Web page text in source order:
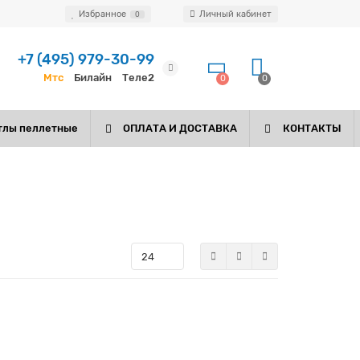
Избранное 0 Личный кабинет
+7 (495) 979-30-99
Мтс Билайн Теле2 0 0
пеллетные ОПЛАТА И ДОСТАВКА КОНТАКТЫ